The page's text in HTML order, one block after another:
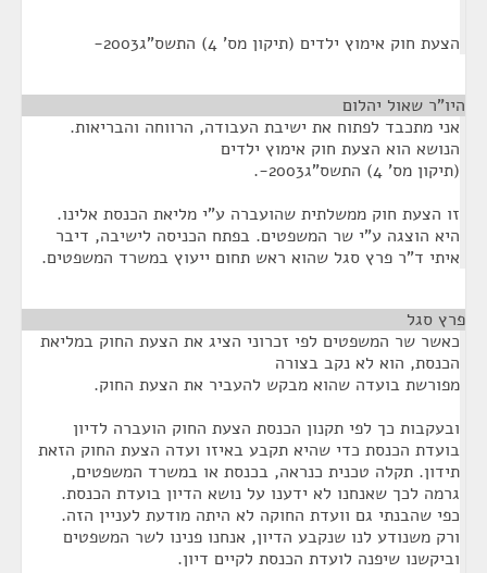
הצעת חוק אימוץ ילדים (תיקון מס' 4) התשס"ג2003-
היו"ר שאול יהלום
אני מתכבד לפתוח את ישיבת העבודה, הרווחה והבריאות.
הנושא הוא הצעת חוק אימוץ ילדים
(תיקון מס' 4) התשס"ג2003-.
זו הצעת חוק ממשלתית שהועברה ע"י מליאת הכנסת אלינו.
היא הוצגה ע"י שר המשפטים. בפתח הכניסה לישיבה, דיבר
איתי ד"ר פרץ סגל שהוא ראש תחום ייעוץ במשרד המשפטים.
פרץ סגל
כאשר שר המשפטים לפי זכרוני הציג את הצעת החוק במליאת
הכנסת, הוא לא נקב בצורה
מפורשת בועדה שהוא מבקש להעביר את הצעת החוק.
ובעקבות כך לפי תקנון הכנסת הצעת החוק הועברה לדיון
בועדת הכנסת כדי שהיא תקבע באיזו ועדה הצעת החוק הזאת
תידון. תקלה טכנית כנראה, בכנסת או במשרד המשפטים,
גרמה לכך שאנחנו לא ידענו על נושא הדיון בועדת הכנסת.
כפי שהבנתי גם וועדת החוקה לא היתה מודעת לעניין הזה.
ורק משנודע לנו שנקבע הדיון, אנחנו פנינו לשר המשפטים
וביקשנו שיפנה לועדת הכנסת לקיים דיון.